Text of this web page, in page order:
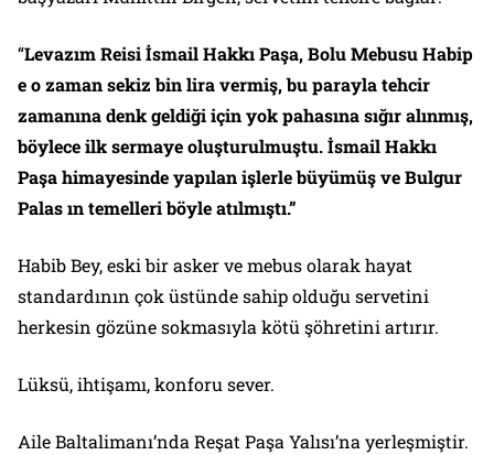
“Levazım Reisi İsmail Hakkı Paşa, Bolu Mebusu Habip
e o zaman sekiz bin lira vermiş, bu parayla tehcir
zamanına denk geldiği için yok pahasına sığır alınmış,
böylece ilk sermaye oluşturulmuştu. İsmail Hakkı
Paşa himayesinde yapılan işlerle büyümüş ve Bulgur
Palas ın temelleri böyle atılmıştı.”
Habib Bey, eski bir asker ve mebus olarak hayat
standardının çok üstünde sahip olduğu servetini
herkesin gözüne sokmasıyla kötü şöhretini artırır.
Lüksü, ihtişamı, konforu sever.
Aile Baltalimanı’nda Reşat Paşa Yalısı’na yerleşmiştir.